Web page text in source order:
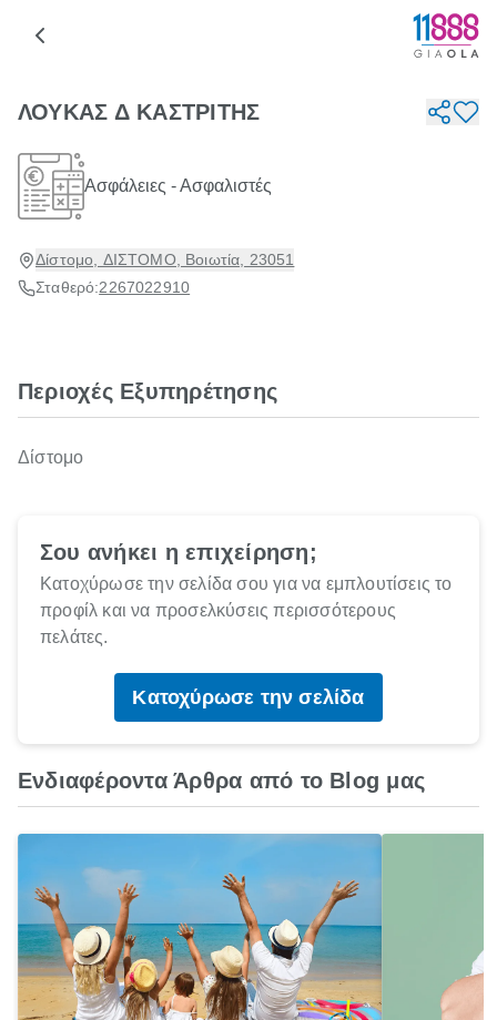
ΛΟΥΚΑΣ Δ ΚΑΣΤΡΙΤΗΣ
Ασφάλειες - Ασφαλιστές
Δίστομο, ΔΙΣΤΟΜΟ, Βοιωτία, 23051
Σταθερό:2267022910
Περιοχές Εξυπηρέτησης
Δίστομο
Σου ανήκει η επιχείρηση;
Κατοχύρωσε την σελίδα σου για να εμπλουτίσεις το
προφίλ και να προσελκύσεις περισσότερους
πελάτες.
Κατοχύρωσε την σελίδα
Ενδιαφέροντα Άρθρα από το Blog μας